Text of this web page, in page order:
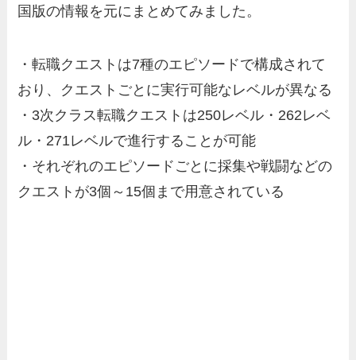
国版の情報を元にまとめてみました。
・転職クエストは7種のエピソードで構成されて
おり、クエストごとに実行可能なレベルが異なる
・3次クラス転職クエストは250レベル・262レベ
ル・271レベルで進行することが可能
・それぞれのエピソードごとに採集や戦闘などの
クエストが3個～15個まで用意されている